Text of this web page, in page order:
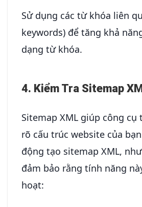
Sử dụng các từ khóa liên
keywords) để tăng khả
dạng từ khóa.
4. Kiểm Tra Sitemap
Sitemap XML giúp công
rõ cấu trúc website của
động tạo sitemap XML,
đảm bảo rằng tính năng
hoạt: